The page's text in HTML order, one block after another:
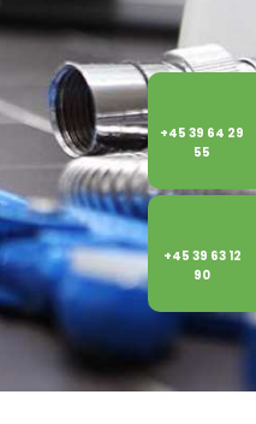
+45 39 64 29
55
+45 39 63 12
90